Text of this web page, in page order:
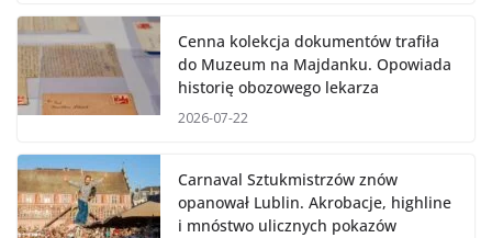
Cenna kolekcja dokumentów trafiła
do Muzeum na Majdanku. Opowiada
historię obozowego lekarza
2026-07-22
Carnaval Sztukmistrzów znów
opanował Lublin. Akrobacje, highline
i mnóstwo ulicznych pokazów